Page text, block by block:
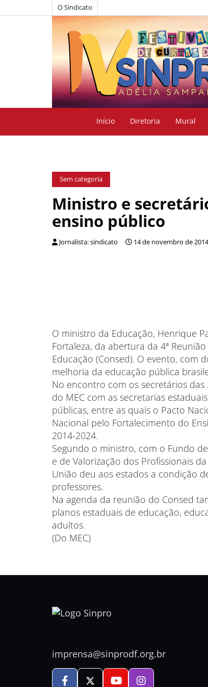
O Sindicato
Início Diretoria Mural
Sem categoria
Ministro e
ensino público
Jornalista: sindicato 14 de novembro de 2014
O ministro da Educação, Henrique
Fortaleza, da abertura da 4ª
Educação (Consed). O evento, com
melhoria da educação pública
No encontro com os secretários
do MEC com as secretarias
públicas, entre as quais o Pacto
Nacional pelo Fortalecimento do
2014-2024.
Segundo o ministro, com o Fundo
e de Valorização dos Profissionais
União deu aos estados a condição
professores.
Na agenda da reunião do Consed
planos estaduais de educação,
adultos.
(Do MEC)
imprensa@sinprodf.org.br